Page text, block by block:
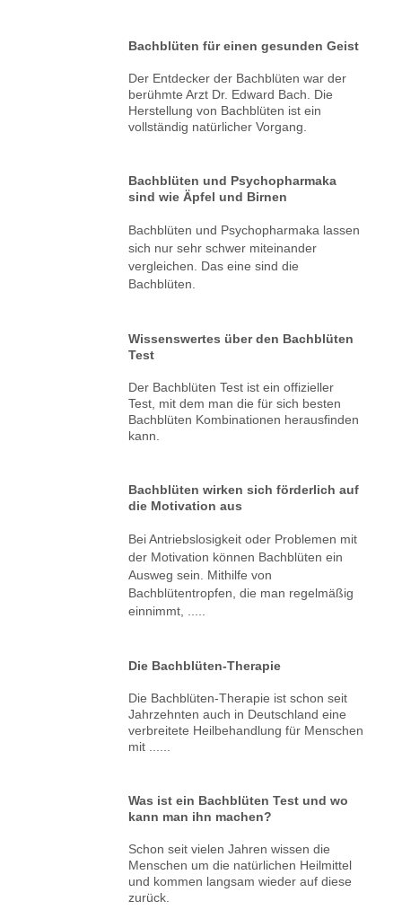
Bachblüten für einen gesunden Geist
Der Entdecker der Bachblüten war der
berühmte Arzt Dr. Edward Bach. Die
Herstellung von Bachblüten ist ein
vollständig natürlicher Vorgang.
Bachblüten und Psychopharmaka
sind wie Äpfel und Birnen
Bachblüten und Psychopharmaka lassen
sich nur sehr schwer miteinander
vergleichen. Das eine sind die
Bachblüten.
Wissenswertes über den Bachblüten
Test
Der Bachblüten Test ist ein offizieller
Test, mit dem man die für sich besten
Bachblüten Kombinationen herausfinden
kann.
Bachblüten wirken sich förderlich auf
die Motivation aus
Bei Antriebslosigkeit oder Problemen mit
der Motivation können Bachblüten ein
Ausweg sein. Mithilfe von
Bachblütentropfen, die man regelmäßig
einnimmt, .....
Die Bachblüten-Therapie
Die Bachblüten-Therapie ist schon seit
Jahrzehnten auch in Deutschland eine
verbreitete Heilbehandlung für Menschen
mit ......
Was ist ein Bachblüten Test und wo
kann man ihn machen?
Schon seit vielen Jahren wissen die
Menschen um die natürlichen Heilmittel
und kommen langsam wieder auf diese
zurück.